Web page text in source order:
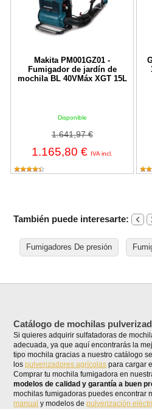
Makita PM001GZ01 -
Fumigador de jardín de
mochila BL 40VMáx XGT 15L
Disponible
1.641,97 €
1.165,80 € IVA incl.
También puede interesarte:
Fumigadores De presión
Catálogo de mochilas
Si quieres adquirir sulfatadoras de
adecuada, ya que aquí encontrarás la
tipo mochila gracias a nuestro catálogo
lospulverizadores agrícolas para cargar
Comprar tu mochila fumigadora en
modelos de calidad y garantía a buen
mochilas fumigadoras puedes encontrar
manual y modelos depulverización